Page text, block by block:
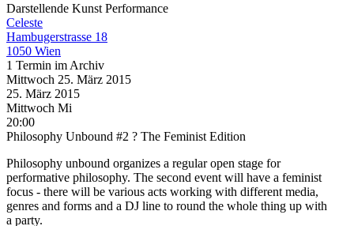
Darstellende Kunst Performance
Celeste
Hambugerstrasse 18
1050 Wien
1 Termin im Archiv
Mittwoch 25. März 2015
25. März 2015
Mittwoch Mi
20:00
Philosophy Unbound #2 ? The Feminist Edition
Philosophy unbound organizes a regular open stage for
performative philosophy. The second event will have a feminist
focus - there will be various acts working with different media,
genres and forms and a DJ line to round the whole thing up with
a party.